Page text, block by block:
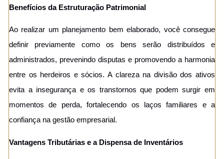
Benefícios da Estruturação Patrimonial
Ao realizar um planejamento bem elaborado, você consegue
definir previamente como os bens serão distribuídos e
administrados, prevenindo disputas e promovendo a harmonia
entre os herdeiros e sócios. A clareza na divisão dos ativos
evita a insegurança e os transtornos que podem surgir em
momentos de perda, fortalecendo os laços familiares e a
confiança na gestão empresarial.
Vantagens Tributárias e a Dispensa de Inventários